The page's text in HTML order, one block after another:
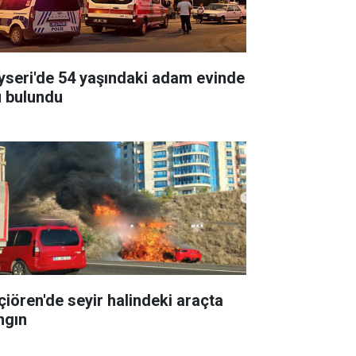
54 yaşındaki adam evinde
bulundu
seyir halindeki araçta